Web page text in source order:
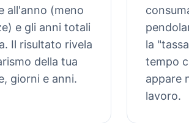
all'anno (meno
e gli anni totali
Il risultato rivela
della tua
giorni e anni.
la
tempo
appare
lavoro.